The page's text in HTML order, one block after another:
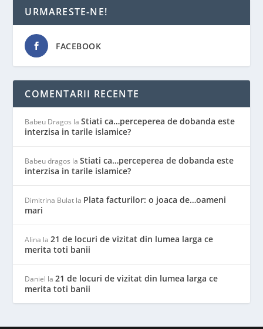
URMARESTE-NE!
FACEBOOK
COMENTARII RECENTE
Babeu Dragos laStiati ca…perceperea de dobanda este
interzisa in tarile islamice?
Babeu dragos laStiati ca…perceperea de dobanda este
interzisa in tarile islamice?
Dimitrina Bulat la Plata facturilor: o joaca de…oameni
mari
Alina la21 de locuri de vizitat din lumea larga ce
merita toti banii
Daniel la21 de locuri de vizitat din lumea larga ce
merita toti banii